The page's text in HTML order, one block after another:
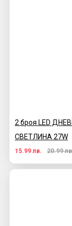
2 броя LED
СВЕТЛИНА 27W
15.99 лв. 20.99